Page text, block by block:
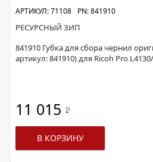
АРТИКУЛ: 71108 PN: 841910
РЕСУРСНЫЙ ЗИП
841910 Губка для сбора чернил
артикул: 841910) для Ricoh Pro
11 015 Р
В КОРЗИНУ